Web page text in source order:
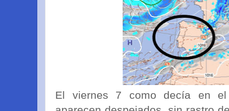
El viernes 7 como decía en el